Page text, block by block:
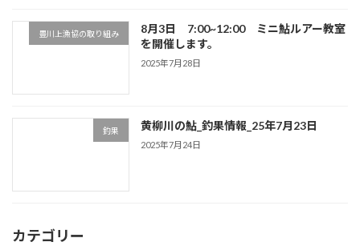
豊川上漁協の取り組み
8月3日 7:00~12:00 ミニ鮎ルアー教室
を開催します。
2025年7月28日
釣果 黄柳川の鮎_釣果情報_25年7月23日
2025年7月24日
カテゴリー